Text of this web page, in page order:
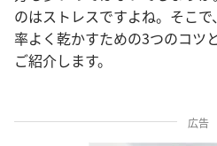
のはストレスですよね。そこ
率よく乾かすための3つのコツ
ご紹介します。
広告